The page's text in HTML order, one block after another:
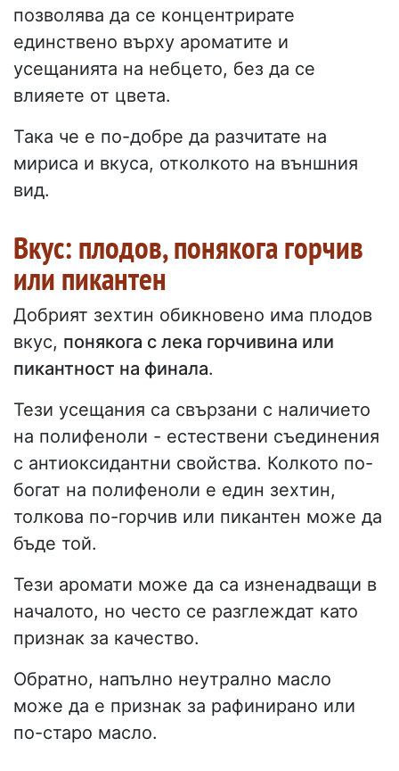
позволява да се концентрирате
единствено върху ароматите и
усещанията на небцето, без да се
влияете от цвета.
Така че е по-добре да разчитате на
мириса и вкуса, отколкото на външния
вид.
Вкус: плодов, понякога горчив
или пикантен
Добрият зехтин обикновено има плодов
вкус, понякога с лека горчивина или
пикантност на финала.
Тези усещания са свързани с наличието
на полифеноли - естествени съединения
с антиоксидантни свойства. Колкото по-
богат на полифеноли е един зехтин,
толкова по-горчив или пикантен може да
бъде той.
Тези аромати може да са изненадващи в
началото, но често се разглеждат като
признак за качество.
Обратно, напълно неутрално масло
може да е признак за рафинирано или
по-старо масло.